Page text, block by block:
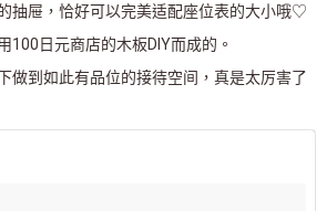
抽屉，恰好可以完美适配座位表的大小哦♡
100日元商店的木板DIY而成的。
做到如此有品位的接待空间，真是太厉害了